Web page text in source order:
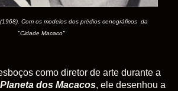
Com os modelos dos prédios cenográficos da
"Cidade Macaco"
como diretor de arte durante a
dos Macacos, ele desenhou a